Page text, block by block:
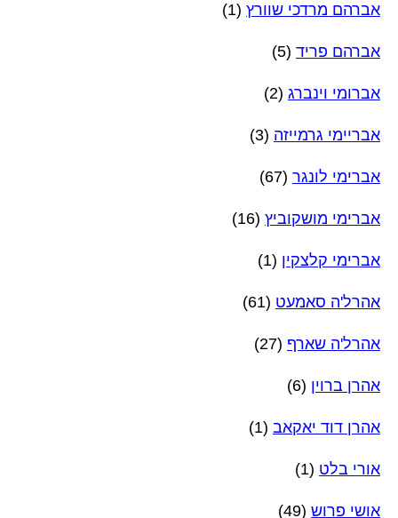
אברהם מרדכי שוורץ (1)
אברהם פריד (5)
אברומי וינברג (2)
אבריימי גרמייזה (3)
אברימי לונגר (67)
אברימי מושקוביץ (16)
אברימי קלצקין (1)
אהרל'ה סאמעט (61)
אהרל'ה שארף (27)
אהרן ברוין (6)
אהרן דוד יאקאב (1)
אורי בלט (1)
אושי פרוש (49)